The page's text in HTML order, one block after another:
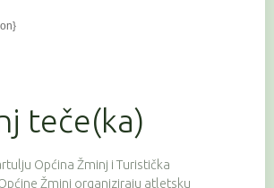
teče(ka)
Općina Žminj i Turistička
Žminj organiziraju atletsku